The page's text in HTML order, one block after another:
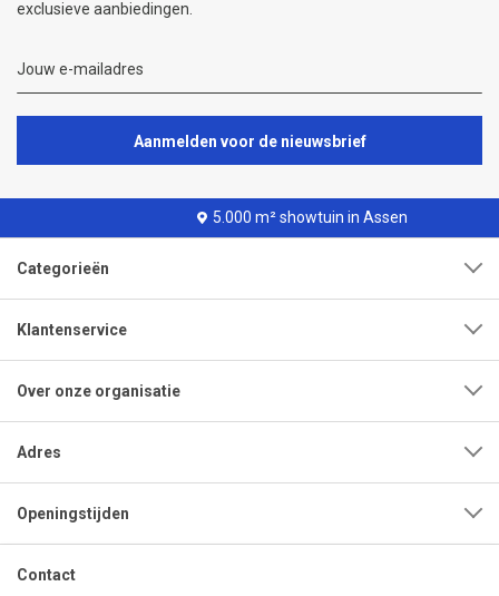
exclusieve aanbiedingen.
Aanmelden voor de nieuwsbrief
5.000 m² showtuin in Assen
Categorieën
Klantenservice
Over onze organisatie
Adres
Openingstijden
Contact